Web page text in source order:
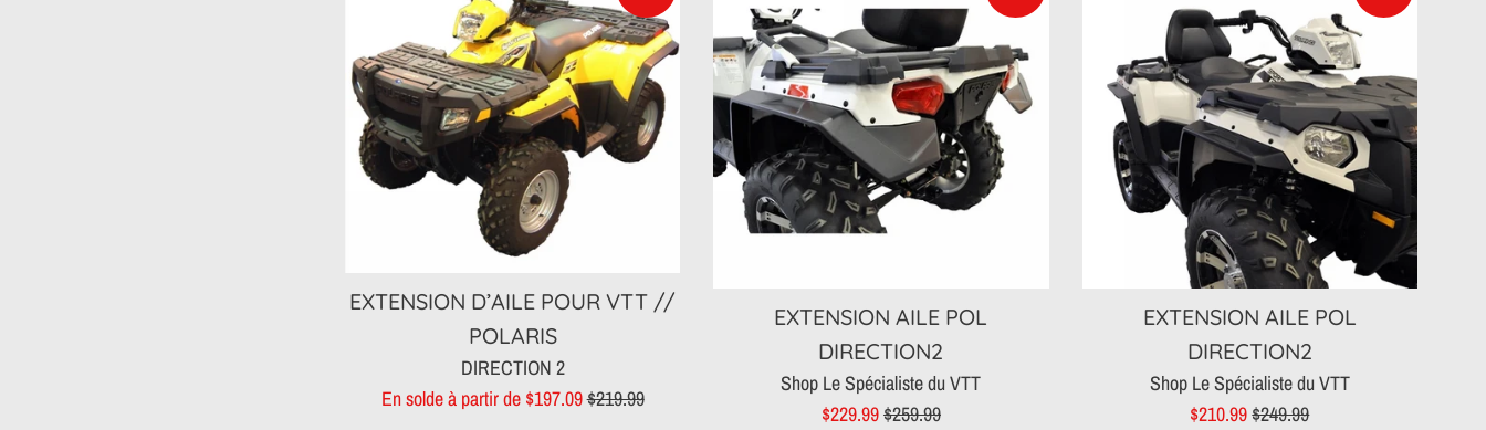
EXTENSION D’AILE POUR VTT //
POLARIS
DIRECTION 2
En solde à partir de $197.09Prix
$219.99
EXTENSION AILE POL
DIRECTION2
Shop Le Spécialiste du VTT
Prix
$229.99Prix
$259.99
EXTENSION AILE POL
DIRECTION2
Shop Le Spécialiste du VTT
Prix
$210.99Prix
$249.99